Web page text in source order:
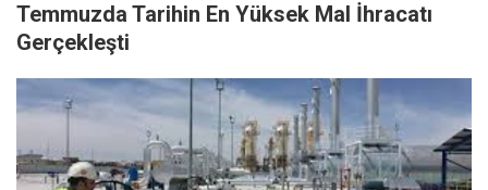
Temmuzda Tarihin En Yüksek Mal İhracatı
Gerçekleşti